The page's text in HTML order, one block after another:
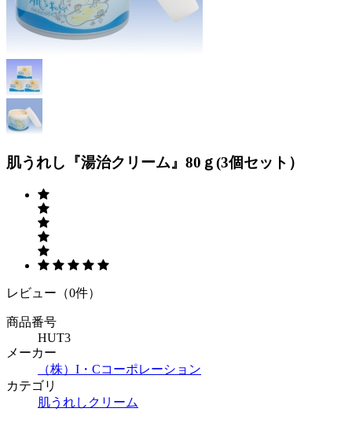
Previous
Next
肌うれし『湯治クリーム』80ｇ(3個セット）
レビュー（0件）
商品番号
HUT3
メーカー
（株）I・Cコーポレーション
カテゴリ
肌うれしクリーム